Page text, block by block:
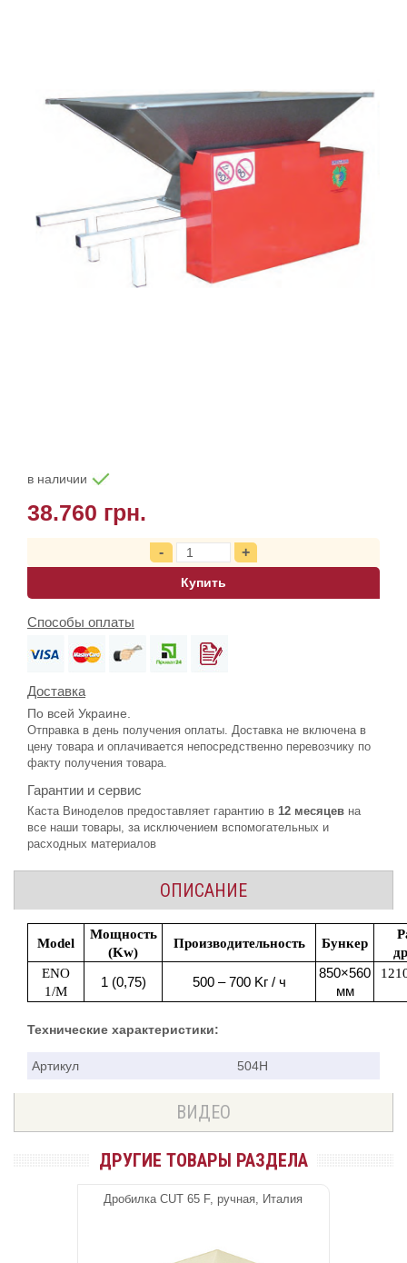
в наличии
38.760 грн.
Купить
Способы оплаты
Доставка
По всей Украине.
Отправка в день получения оплаты. Доставка не включена в
цену товара и оплачивается непосредственно перевозчику по
факту получения товара.
Гарантии и сервис
Каста Виноделов предоставляет гарантию в 12 месяцев на
все наши товары, за исключением вспомогательных и
расходных материалов
ОПИСАНИЕ
Model
Мощность
(Kw)
Производительность Бункер
ENO
1/M
1 (0,75) 500 – 700 Kг / ч
850×560
мм
Технические характеристики:
Артикул 504Н
ВИДЕО
ДРУГИЕ ТОВАРЫ РАЗДЕЛА
Дробилка CUT 65 F, ручная, Италия